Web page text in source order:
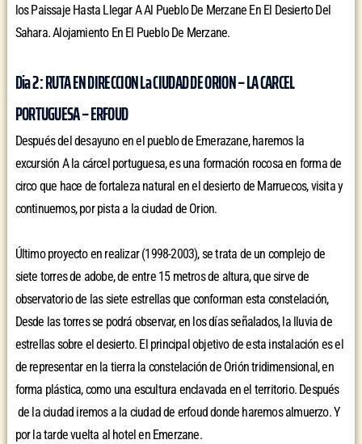
los Paissaje Hasta Llegar A Al Pueblo De Merzane En El Desierto Del
Sahara. Alojamiento En El Pueblo De Merzane.
Dia 2 : RUTA EN DIRECCION La CIUDAD DE ORION – LA CARCEL
PORTUGUESA – ERFOUD
Después del desayuno en el pueblo de Emerazane, haremos la
excursión A la cárcel portuguesa, es una formación rocosa en forma de
circo que hace de fortaleza natural en el desierto de Marruecos, visita y
continuemos, por pista a la ciudad de Orion.
Último proyecto en realizar (1998-2003), se trata de un complejo de
siete torres de adobe, de entre 15 metros de altura, que sirve de
observatorio de las siete estrellas que conforman esta constelación,
Desde las torres se podrá observar, en los días señalados, la lluvia de
estrellas sobre el desierto. El principal objetivo de esta instalación es el
de representar en la tierra la constelación de Orión tridimensional, en
forma plástica, como una escultura enclavada en el territorio. Después
de la ciudad iremos a la ciudad de erfoud donde haremos almuerzo. Y
por la tarde vuelta al hotel en Emerzane.